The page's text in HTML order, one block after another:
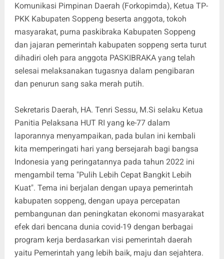
Komunikasi Pimpinan Daerah (Forkopimda), Ketua TP-
PKK Kabupaten Soppeng beserta anggota, tokoh
masyarakat, purna paskibraka Kabupaten Soppeng
dan jajaran pemerintah kabupaten soppeng serta turut
dihadiri oleh para anggota PASKIBRAKA yang telah
selesai melaksanakan tugasnya dalam pengibaran
dan penurun sang saka merah putih.
Sekretaris Daerah, HA. Tenri Sessu, M.Si selaku Ketua
Panitia Pelaksana HUT RI yang ke-77 dalam
laporannya menyampaikan, pada bulan ini kembali
kita memperingati hari yang bersejarah bagi bangsa
Indonesia yang peringatannya pada tahun 2022 ini
mengambil tema "Pulih Lebih Cepat Bangkit Lebih
Kuat". Tema ini berjalan dengan upaya pemerintah
kabupaten soppeng, dengan upaya percepatan
pembangunan dan peningkatan ekonomi masyarakat
efek dari bencana dunia covid-19 dengan berbagai
program kerja berdasarkan visi pemerintah daerah
yaitu Pemerintah yang lebih baik, maju dan sejahtera.